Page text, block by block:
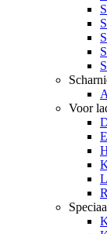
Voor